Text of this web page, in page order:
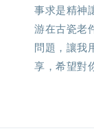
事求是精神
游在古瓷老
問題，讓我
享，希望對